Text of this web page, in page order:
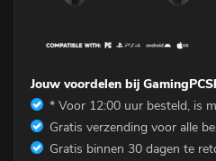
Jouw voordelen bij
* Voor 12:00 uur besteld, is
Gratis verzending voor alle
Gratis binnen 30 dagen te